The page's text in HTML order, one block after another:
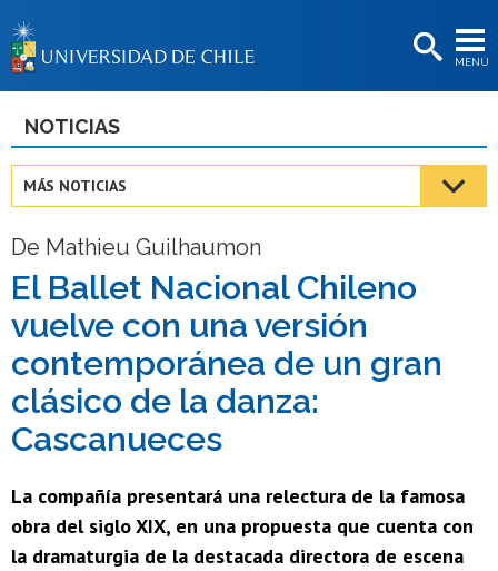
MENÚ
BIBLIOTECAS
Estudiantes
Académicas/os
Funcionarias/os
Egresadas/os
NOTICIAS
MÁS NOTICIAS
De Mathieu Guilhaumon
El Ballet Nacional Chileno
vuelve con una versión
contemporánea de un gran
clásico de la danza:
Cascanueces
La compañía presentará una relectura de la famosa
obra del siglo XIX, en una propuesta que cuenta con
la dramaturgia de la destacada directora de escena